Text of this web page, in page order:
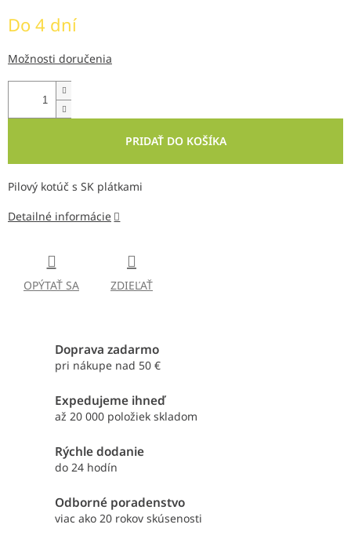
cena:
Do 4 dní
Možnosti doručenia
PRIDAŤ DO KOŠÍKA
Pilový kotúč s SK plátkami
Detailné informácie
OPÝTAŤ SA ZDIEĽAŤ
Doprava zadarmo
pri nákupe nad 50 €
Expedujeme ihneď
až 20 000 položiek skladom
Rýchle dodanie
do 24 hodín
Odborné poradenstvo
viac ako 20 rokov skúsenosti